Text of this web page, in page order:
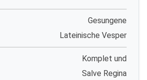
Gesungene
Lateinische Vesper
Komplet und
Salve Regina